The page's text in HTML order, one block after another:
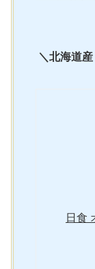
＼北海道
日食